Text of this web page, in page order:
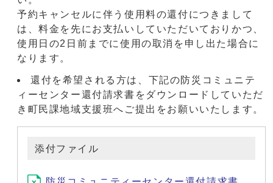
予約キャンセルに伴う使用料の還付につきまして
は、料金を先にお支払いしていただいておりかつ、
使用日の2日前までに使用の取消を申し出た場合に
なります。
還付を希望される方は、下記の防災コミュニテ
ィーセンター還付請求書をダウンロードしていただ
き町民課地域支援班へご提出をお願いいたします。
添付ファイル